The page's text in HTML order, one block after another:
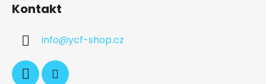
Kontakt
info@ycf-shop.cz